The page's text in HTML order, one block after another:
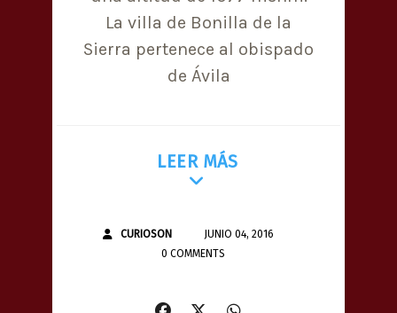
La villa de Bonilla de la
Sierra pertenece al obispado
de Ávila
LEER MÁS
CURIOSON
JUNIO 04, 2016
0 COMMENTS